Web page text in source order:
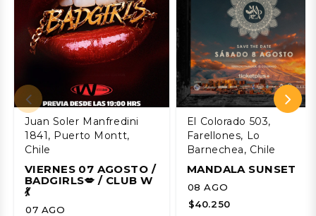
Juan Soler Manfredini
1841, Puerto Montt,
Chile
VIERNES 07 AGOSTO /
BADGIRLS💋 / CLUB W
💃
07 AGO
El Colorado 503,
Farellones, Lo
Barnechea, Chile
MANDALA SUNSET
08 AGO
$40.250